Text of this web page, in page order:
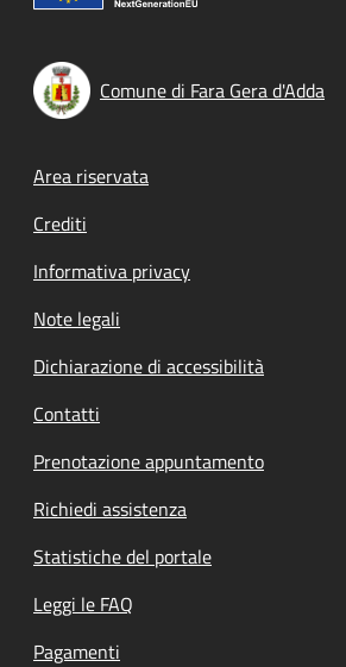
Comune di Fara Gera d'Adda
Footer menu
Area riservata
Crediti
Informativa privacy
Note legali
Dichiarazione di accessibilità
Contatti
Prenotazione appuntamento
Richiedi assistenza
Statistiche del portale
Leggi le FAQ
Pagamenti